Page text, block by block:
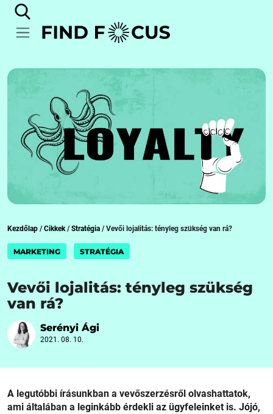
Kezdőlap /Cikkek/Stratégia /Vevői lojalitás: tényleg szükség van rá?
MARKETING STRATÉGIA
Vevői lojalitás: tényleg szükség
van rá?
Serényi Ági
2021. 08. 10.
A legutóbbi írásunkban a vevőszerzésről olvashattatok,
ami általában a leginkább érdekli az ügyfeleinket is. Jójó,